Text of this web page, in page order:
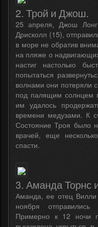
2. Трой и Джош.
25 апреля, Джош
Дрисколл (15),
в море не обратив
на пляже о
настиг настолько
попытаться
волнами они потеряли
под палящим солнцем
им удалось
времени медузами. К
Состояние Троя было
врачей, еще
спасти.
3. Аманда Торнс
Аманда, ее отец
ноября
Примерно к 12 ночи